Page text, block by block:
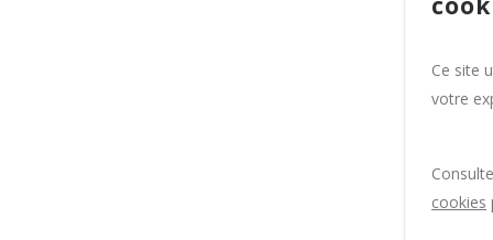
Ce site
votre
cookies